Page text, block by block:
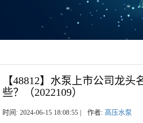
【48812】水泵上市公司龙头
些？（2022109）
时间: 2024-06-15 18:08:55 | 作者: 高压水泵